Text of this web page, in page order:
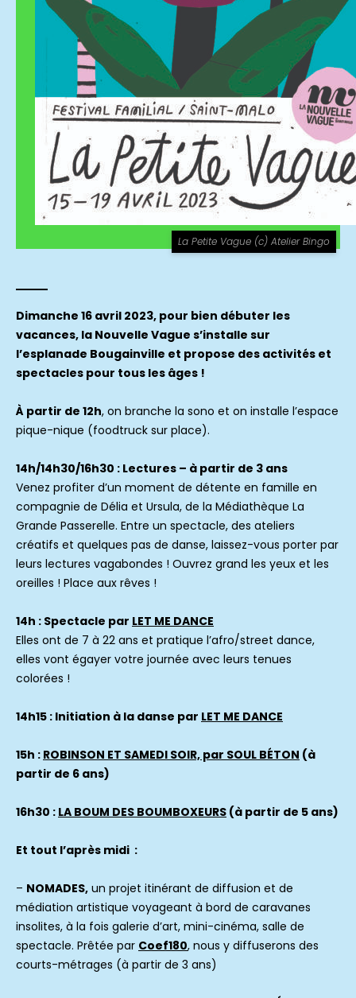
La Petite Vague (c) Atelier Bingo
Dimanche 16 avril 2023, pour bien débuter les
vacances, la Nouvelle Vague s’installe sur
l’esplanade Bougainville et propose des activités et
spectacles pour tous les âges !
À partir de 12h, on branche la sono et on installe l’espace
pique-nique (foodtruck sur place).
14h/14h30/16h30 : Lectures – à partir de 3 ans
Venez profiter d’un moment de détente en famille en
compagnie de Délia et Ursula, de la Médiathèque La
Grande Passerelle. Entre un spectacle, des ateliers
créatifs et quelques pas de danse, laissez-vous porter par
leurs lectures vagabondes ! Ouvrez grand les yeux et les
oreilles ! Place aux rêves !
14h : Spectacle par LET ME DANCE
Elles ont de 7 à 22 ans et pratique l’afro/street dance,
elles vont égayer votre journée avec leurs tenues
colorées !
14h15 : Initiation à la danse par LET ME DANCE
15h : ROBINSON ET SAMEDI SOIR, par SOUL BÉTON (à
partir de 6 ans)
16h30 : LA BOUM DES BOUMBOXEURS (à partir de 5 ans)
Et tout l’après midi :
– NOMADES, un projet itinérant de diffusion et de
médiation artistique voyageant à bord de caravanes
insolites, à la fois galerie d’art, mini-cinéma, salle de
spectacle. Prêtée par Coef180, nous y diffuserons des
courts-métrages (à partir de 3 ans)